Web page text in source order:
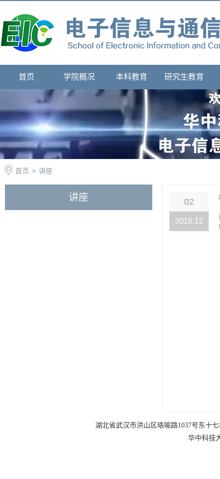
首页 学院概况 本科教育 研究生教育
首页 > 讲座
讲座 02
2016.12
湖北省武汉市洪山区珞喻路1037号东十
华中科技